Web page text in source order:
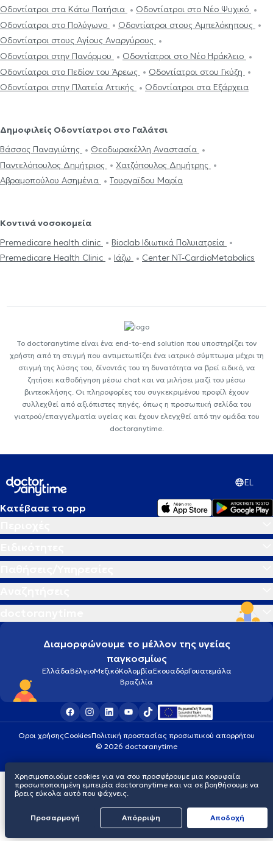
Οδοντίατροι στα Κάτω Πατήσια
Οδοντίατροι στο Νέο Ψυχικό
Οδοντίατροι στο Πολύγωνο
Οδοντίατροι στους Αμπελόκηπους
Οδοντίατροι στους Αγίους Αναργύρους
Οδοντίατροι στην Πανόρμου
Οδοντίατροι στο Νέο Ηράκλειο
Οδοντίατροι στο Πεδίον του Άρεως
Οδοντίατροι στου Γκύζη
Οδοντίατροι στην Πλατεία Αττικής
Οδοντίατροι στα Εξάρχεια
Δημοφιλείς Οδοντίατροι στο Γαλάτσι
Βάσσος Παναγιώτης
Θεοδωρακέλλη Αναστασία
Παντελόπουλος Δημήτριος
Χατζόπουλος Δημήτρης
Αβραμοπούλου Ασημένια
Τουργαϊδου Μαρία
Κοντινά νοσοκομεία
Premedicare health clinic
Bioclab Ιδιωτικά Πολυιατρεία
Premedicare Health Clinic
Ιάζω Center NT-CardioMetabolics
Το doctoranytime είναι ένα end-to-end solution που υποστηρίζει τον
χρήστη από τη στιγμή που αντιμετωπίζει ένα ιατρικό σύμπτωμα μέχρι τη
στιγμή της λύσης του, δίνοντάς του τη δυνατότητα να βρεί ειδικό, να
ζητήσει καθοδήγηση μέσω chat και να μιλήσει μαζί του μέσω
βιντεοκλήσης. Οι πληροφορίες του συγκεκριμένου προφίλ έχουν
συλλεχθεί από αξιόπιστες πηγές, όπως η προσωπική σελίδα του
γιατρού/επαγγελματία υγείας και έχουν ελεγχθεί από την ομάδα του
doctoranytime.
EL
Κατέβασε το app
Διαμορφώνουμε το μέλλον της υγείας
παγκοσμίως
ΕλλάδαΒέλγιοΜεξικόΚολομβίαΕκουαδόρΓουατεμάλα
Βραζιλία
Οροι χρήσηςCookiesΠολιτική προστασίας προσωπικού απορρήτου
© 2026 doctoranytime
Χρησιμοποιούμε cookies για να σου προσφέρουμε μια κορυφαία
προσωποποιημένη εμπειρία doctoranytime και να σε βοηθήσουμε να
βρεις εύκολα αυτό που ψάχνεις.
Προσαρμογή Απόρριψη Aποδοχή